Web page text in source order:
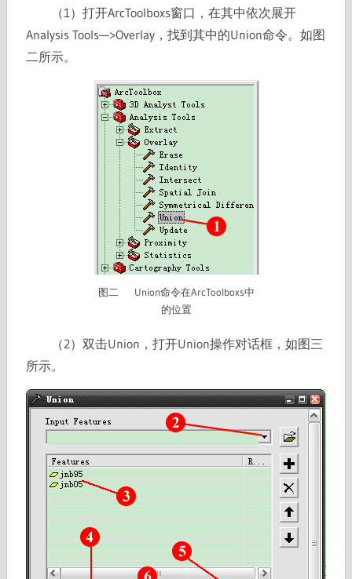
（1）打开ArcToolboxs窗口，在其中依次展开
Analysis Tools—>Overlay，找到其中的Union命令。如图
二所示。
图二 Union命令在ArcToolboxs中
的位置
（2）双击Union，打开Union操作对话框，如图三
所示。